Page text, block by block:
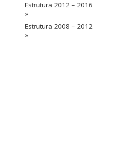
Estrutura 2012 – 2016
»
Estrutura 2008 – 2012
»